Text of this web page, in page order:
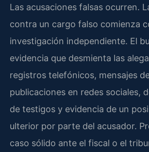
Las acusaciones falsas ocurren.
contra un cargo falso comienza
investigación independiente. El
evidencia que desmienta las
registros telefónicos, mensajes
publicaciones en redes sociales,
de testigos y evidencia de un
ulterior por parte del acusador.
caso sólido ante el fiscal o el